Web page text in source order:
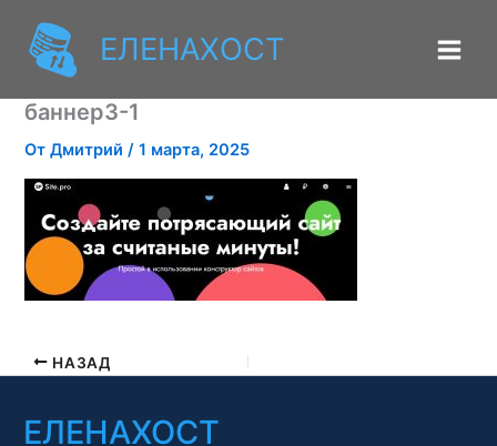
содержимомуЕЛЕНАХОСТ
баннер3-1
ОтДмитрий/1 марта, 2025
НАЗАД
ЕЛЕНАХОСТ